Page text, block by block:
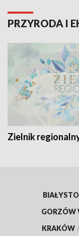
PRZYRODA I
Zielnik
GORZÓW
KRAKÓW